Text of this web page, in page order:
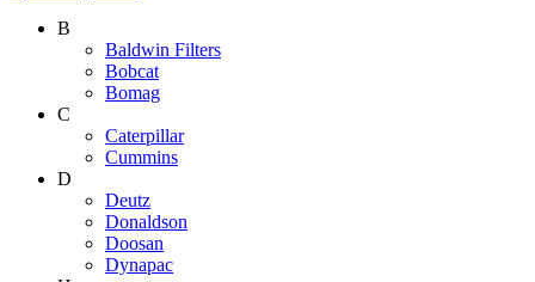
B
Baldwin Filters
Bobcat
Bomag
C
Caterpillar
Cummins
D
Deutz
Donaldson
Doosan
Dynapac